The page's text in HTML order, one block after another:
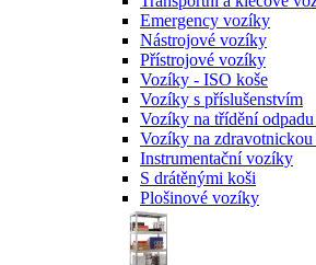
Emergency vozíky
Nástrojové vozíky
Přístrojové vozíky
Vozíky - ISO koše
Vozíky s příslušenstvím
Vozíky na třídění odpadu
Vozíky na zdravotnickou
Instrumentační vozíky
S drátěnými koši
Plošinové vozíky